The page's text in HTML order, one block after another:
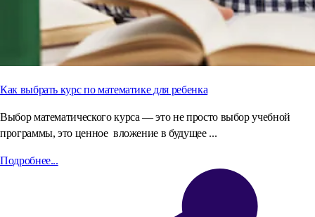
Как выбрать курс по математике для ребенка
Выбор математического курса — это не просто выбор учебной
программы, это ценное вложение в будущее ...
Подробнее...